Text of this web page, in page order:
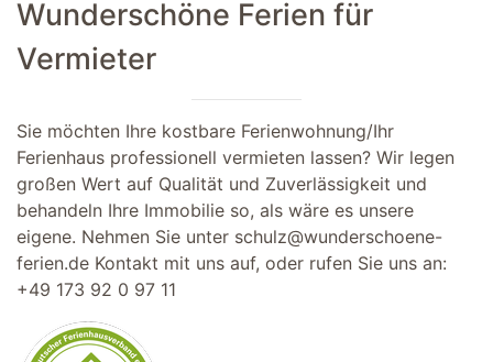
Wunderschöne Ferien für
Vermieter
Sie möchten Ihre kostbare Ferienwohnung/Ihr
Ferienhaus professionell vermieten lassen? Wir legen
großen Wert auf Qualität und Zuverlässigkeit und
behandeln Ihre Immobilie so, als wäre es unsere
eigene. Nehmen Sie unter schulz@wunderschoene-
ferien.de Kontakt mit uns auf, oder rufen Sie uns an:
+49 173 92 0 97 11